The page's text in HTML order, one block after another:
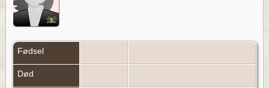
Fødsel
Død